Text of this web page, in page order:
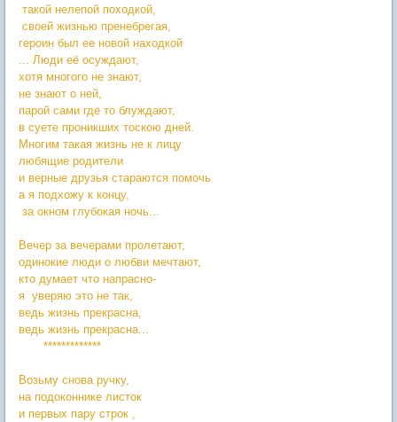
такой нелепой походкой,
своей жизнью пренебрегая,
героин был ее новой находкой
... Люди её осуждают,
хотя многого не знают,
не знают о ней,
парой сами где то блуждают,
в суете проникших тоскою дней.
Многим такая жизнь не к лицу
любящие родители
и верные друзья стараются помочь
а я подхожу к концу,
за окном глубокая ночь...
Вечер за вечерами пролетают,
одинокие люди о любви мечтают,
кто думает что напрасно-
я уверяю это не так,
ведь жизнь прекрасна,
ведь жизнь прекрасна...
*************
Возьму снова ручку,
на подоконнике листок
и первых пару строк ,